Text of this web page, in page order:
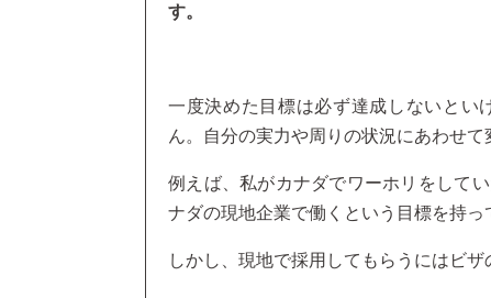
す。
一度決めた目標は必ず達成しないとい
ん。自分の実力や周りの状況にあわせて
例えば、私がカナダでワーホリをして
ナダの現地企業で働くという目標を持っ
しかし、現地で採用してもらうにはビ